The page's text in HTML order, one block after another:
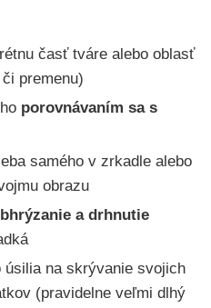
časť tváre alebo oblasť
premenu)
porovnávaním sa s
samého v zrkadle alebo
obrazu
a drhnutie
úsilia na skrývanie svojich
(pravidelne veľmi dlhý